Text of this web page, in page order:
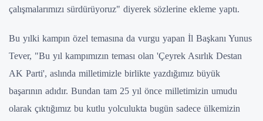
çalışmalarımızı sürdürüyoruz" diyerek sözlerine ekleme yaptı.
Bu yılki kampın özel temasına da vurgu yapan İl Başkanı Yunus
Tever, "Bu yıl kampımızın teması olan 'Çeyrek Asırlık Destan
AK Parti', aslında milletimizle birlikte yazdığımız büyük
başarının adıdır. Bundan tam 25 yıl önce milletimizin umudu
olarak çıktığımız bu kutlu yolculukta bugün sadece ülkemizin